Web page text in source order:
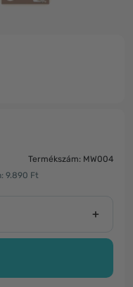
Termékszám: MW004
9.890 Ft
+